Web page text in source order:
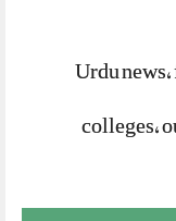
Urdu
colleges,